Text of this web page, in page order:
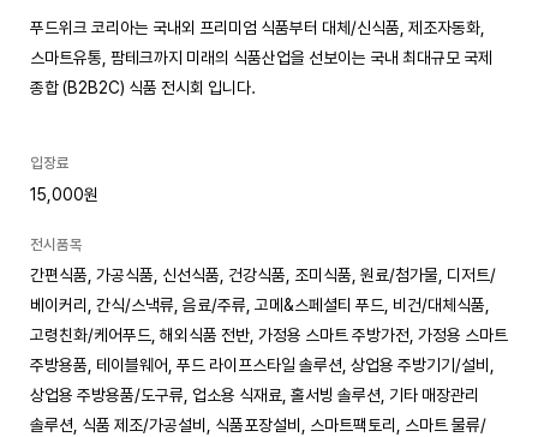
푸드위크 코리아는 국내외 프리미엄 식품부터 대체/신식품, 제조자동화,
스마트유통, 팜테크까지 미래의 식품산업을 선보이는 국내 최대규모 국제
종합 (B2B2C) 식품 전시회 입니다.
입장료
15,000원
전시품목
간편식품, 가공식품, 신선식품, 건강식품, 조미식품, 원료/첨가물, 디저트/
베이커리, 간식/스낵류, 음료/주류, 고메&스페셜티 푸드, 비건/대체식품,
고령친화/케어푸드, 해외식품 전반, 가정용 스마트 주방가전, 가정용 스마트
주방용품, 테이블웨어, 푸드 라이프스타일 솔루션, 상업용 주방기기/설비,
상업용 주방용품/도구류, 업소용 식재료, 홀서빙 솔루션, 기타 매장관리
솔루션, 식품 제조/가공설비, 식품포장설비, 스마트팩토리, 스마트 물류/